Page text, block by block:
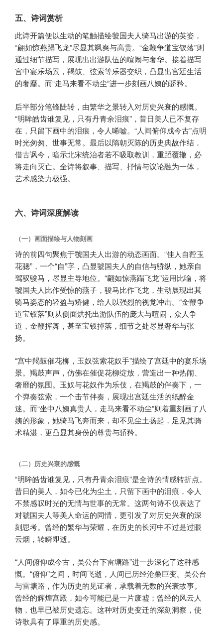
五、诗词赏析
此诗开篇便以生动的笔触描绘虢国夫人骑马出游的英姿，
“翩如惊燕蹋飞龙”尽显其飒爽与高贵。“金鞭争道宝钗落”则
通过细节描写，展现出出游队伍的喧闹与奢华。接着描写
宫中宴乐场景，羯鼓、弦索等乐器交织，凸显出宫廷生活
的奢靡。而“走马来看不动尘”进一步刻画八姨的骄矜。
后半部分笔锋陡转，由繁华之景转入对历史兴衰的感慨。
“明眸皓齿谁复见，只有丹青余泪痕”，昔日美人已不复存
在，只留下画中的泪痕，令人唏嘘。“人间俯仰成今古”点明
时光匆匆、世事无常。最后以隋朝灭陈的历史典故作结，
借古讽今，暗示北宋统治者若不吸取教训，重蹈覆辙，必
将走向灭亡。全诗将叙事、描写、抒情与议论融为一体，
艺术感染力极强。
六、诗词深度解读
（一）画面描绘与人物刻画
诗的前四句聚焦于虢国夫人出游的动态画面。“佳人自鞚玉
花骢”，一个“自”字，凸显虢国夫人的自信与骄纵，她亲自
驾驭骏马，尽显主导地位。“翩如惊燕蹋飞龙”运用比喻，将
虢国夫人比作受惊的燕子，骏马比作飞龙，生动展现出其
骑马姿态的轻盈与矫健，给人以强烈的视觉冲击。“金鞭争
道宝钗落”则从侧面烘托出游队伍的庞大与喧闹，众人争
道，金鞭挥舞，甚至宝钗掉落，细节之处尽显奢华与张
扬。
“宫中羯鼓催花柳，玉奴弦索花奴手”描绘了宫廷中的宴乐场
景。羯鼓声声，仿佛在催促花柳绽放，营造出一种热闹、
奢靡的氛围。玉奴与花奴作为乐伎，在羯鼓的伴奏下，一
个弹奏弦索，一个击节伴奏，展现出宫廷生活的纸醉金
迷。而“坐中八姨真贵人，走马来看不动尘”则着重刻画了八
姨的形象，她骑马飞奔而来，却不见尘土扬起，足见其骑
术精湛，更凸显其身份的尊贵与骄矜。
（二）历史兴衰的感慨
“明眸皓齿谁复见，只有丹青余泪痕”是全诗的情感转折点。
昔日的美人，如今已化为尘土，只留下画中的泪痕，令人
不禁感叹时光的无情与世事的无常。这两句诗不仅表达了
对虢国夫人等美人命运的同情，更引发了对历史兴衰的深
刻思考。曾经的繁华与荣耀，在历史的长河中不过是过眼
云烟，转瞬即逝。
“人间俯仰成今古，吴公台下雷塘路”进一步深化了这种感
慨。“俯仰”之间，时间飞逝，人间已历经沧桑巨变。吴公台
与雷塘路，作为历史的见证者，承载着无数的兴衰故事。
曾经的辉煌宫殿，如今可能已是一片废墟；曾经的风云人
物，也早已被历史遗忘。这种对历史变迁的深刻洞察，使
诗歌具有了厚重的历史感。